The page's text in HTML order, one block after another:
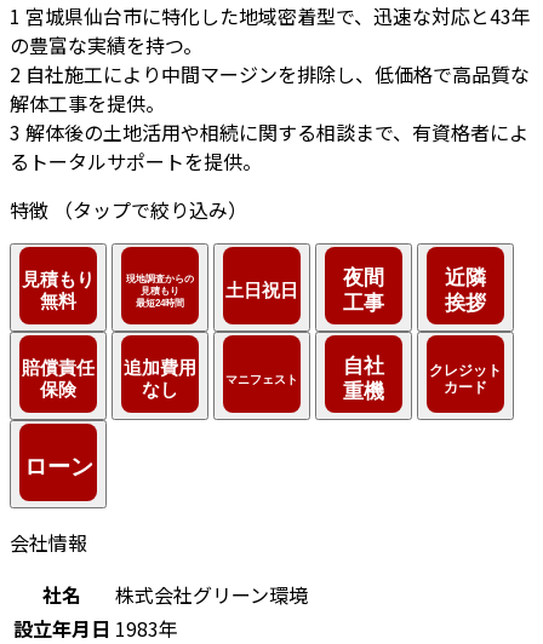
1 宮城県仙台市に特化した地域密着型で、迅速な対応と43年
の豊富な実績を持つ。
2 自社施工により中間マージンを排除し、低価格で高品質な
解体工事を提供。
3 解体後の土地活用や相続に関する相談まで、有資格者によ
るトータルサポートを提供。
特徴
（タップで絞り込み）
会社情報
社名
株式会社グリーン環境
設立年月日 1983年